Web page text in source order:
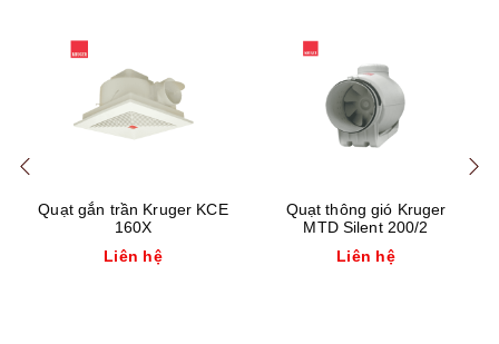
Quạt gắn trần Kruger KCE
160X
Liên hệ
Quạt thông gió Kruger
MTD Silent 200/2
Liên hệ